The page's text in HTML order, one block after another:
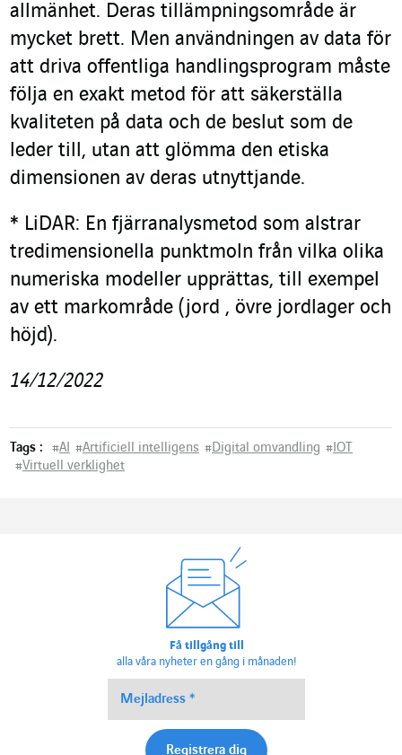
allmänhet. Deras tillämpningsområde är
mycket brett. Men användningen av data för
att driva offentliga handlingsprogram måste
följa en exakt metod för att säkerställa
kvaliteten på data och de beslut som de
leder till, utan att glömma den etiska
dimensionen av deras utnyttjande.
* LiDAR: En fjärranalysmetod som alstrar
tredimensionella punktmoln från vilka olika
numeriska modeller upprättas, till exempel
av ett markområde (jord , övre jordlager och
höjd).
14/12/2022
Tags : #AI #Artificiell intelligens #Digital omvandling #IOT
#Virtuell verklighet
Få tillgång till
alla våra nyheter en gång i månaden!